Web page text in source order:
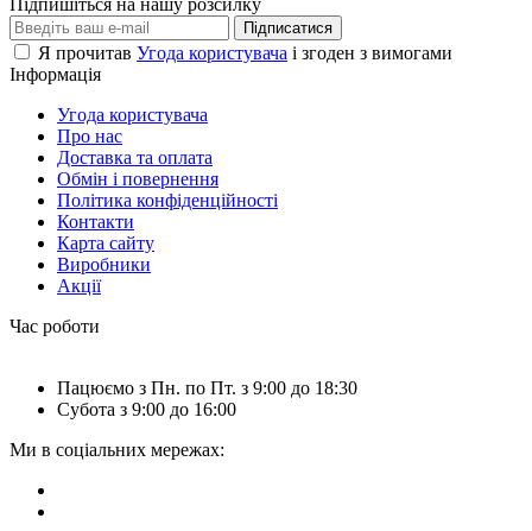
Підпишіться на нашу розсилку
Підписатися
Я прочитав Угода користувача і згоден з вимогами
Інформація
Угода користувача
Про нас
Доставка та оплата
Обмін і повернення
Політика конфіденційності
Контакти
Карта сайту
Виробники
Акції
Час роботи
Пацюємо з Пн. по Пт. з 9:00 до 18:30
Субота з 9:00 до 16:00
Ми в соціальних мережах: